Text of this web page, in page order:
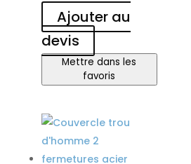
Ajouter au
devis
Mettre dans les
favoris